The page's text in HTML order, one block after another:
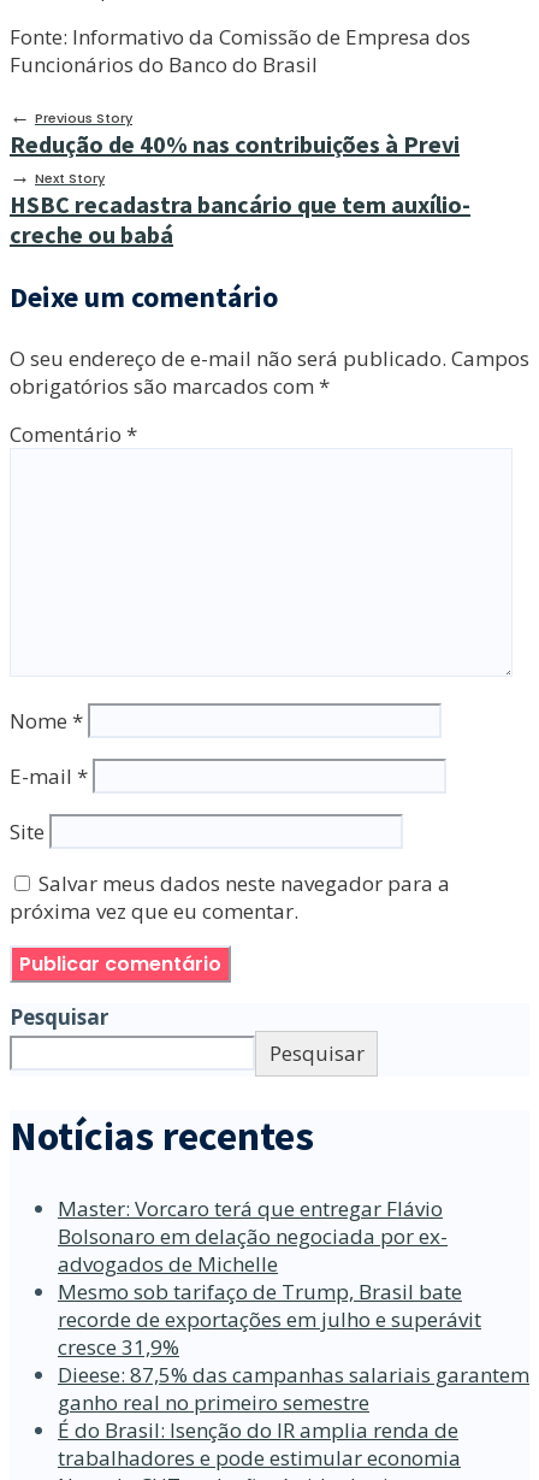
Fonte: Informativo da Comissão de Empresa dos
Funcionários do Banco do Brasil
← Previous Story
Redução de 40% nas contribuições à Previ
→ Next Story
HSBC recadastra bancário que tem auxílio-
creche ou babá
Deixe um comentário
O seu endereço de e-mail não será publicado. Campos
obrigatórios são marcados com *
Comentário *
Nome *
E-mail *
Site
Salvar meus dados neste navegador para a
próxima vez que eu comentar.
Pesquisar
Pesquisar
Notícias recentes
Master: Vorcaro terá que entregar Flávio
Bolsonaro em delação negociada por ex-
advogados de Michelle
Mesmo sob tarifaço de Trump, Brasil bate
recorde de exportações em julho e superávit
cresce 31,9%
Dieese: 87,5% das campanhas salariais garantem
ganho real no primeiro semestre
É do Brasil: Isenção do IR amplia renda de
trabalhadores e pode estimular economia